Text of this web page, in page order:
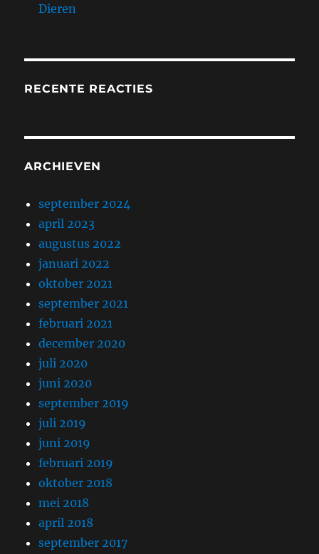
Dieren
RECENTE REACTIES
ARCHIEVEN
september 2024
april 2023
augustus 2022
januari 2022
oktober 2021
september 2021
februari 2021
december 2020
juli 2020
juni 2020
september 2019
juli 2019
juni 2019
februari 2019
oktober 2018
mei 2018
april 2018
september 2017